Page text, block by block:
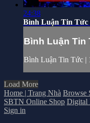
24:38
Bình Luận Tin Tức
Bình Luận Tin
Bình Luận Tin Tức |
Load More
Home | Trang Nhà Browse
SBTN Online Shop Digital
Sign in